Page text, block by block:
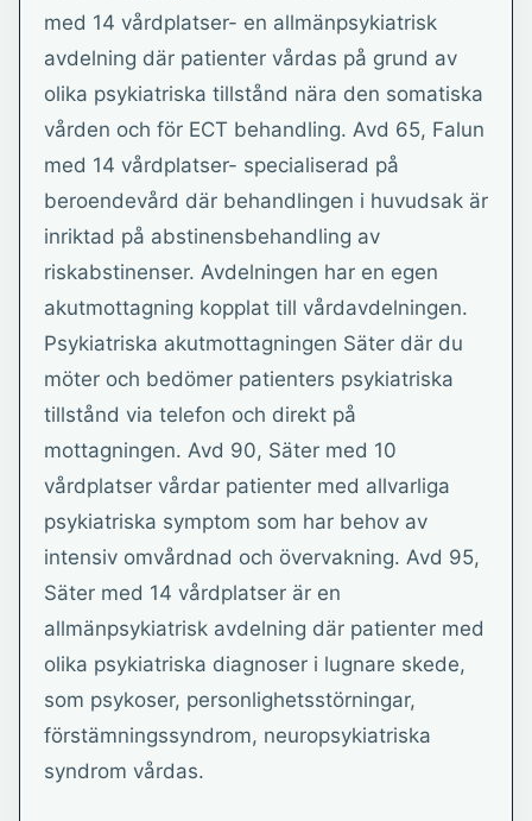
med 14 vårdplatser- en allmänpsykiatrisk
avdelning där patienter vårdas på grund av
olika psykiatriska tillstånd nära den somatiska
vården och för ECT behandling. Avd 65, Falun
med 14 vårdplatser- specialiserad på
beroendevård där behandlingen i huvudsak är
inriktad på abstinensbehandling av
riskabstinenser. Avdelningen har en egen
akutmottagning kopplat till vårdavdelningen.
Psykiatriska akutmottagningen Säter där du
möter och bedömer patienters psykiatriska
tillstånd via telefon och direkt på
mottagningen. Avd 90, Säter med 10
vårdplatser vårdar patienter med allvarliga
psykiatriska symptom som har behov av
intensiv omvårdnad och övervakning. Avd 95,
Säter med 14 vårdplatser är en
allmänpsykiatrisk avdelning där patienter med
olika psykiatriska diagnoser i lugnare skede,
som psykoser, personlighetsstörningar,
förstämningssyndrom, neuropsykiatriska
syndrom vårdas.